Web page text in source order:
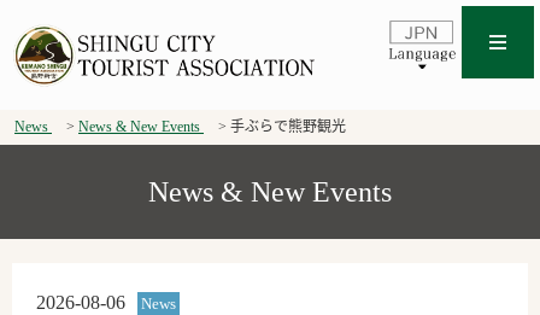
News News & New Events 手ぶらで熊野観光
News & New Events
2026-08-06 News